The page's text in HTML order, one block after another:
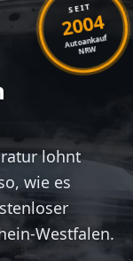
SEIT
2004
Autoankauf
NRW
lohnt
wie es
Westfalen.